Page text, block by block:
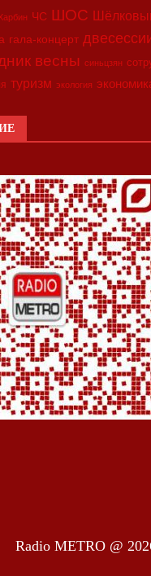
ЧС ШОС
гала-концерт
весны синьцзян
туризм экология
Radio METRO @